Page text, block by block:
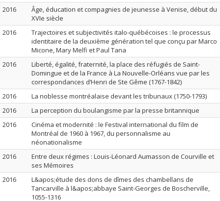
2016
Âge, éducation et compagnies de jeunesse à Venise, début du
XVIe siècle
2016
Trajectoires et subjectivités italo-québécoises : le processus
identitaire de la deuxième génération tel que conçu par Marco
Micone, Mary Melfi et Paul Tana
2016
Liberté, égalité, fraternité, la place des réfugiés de Saint-
Domingue et de la France à La Nouvelle-Orléans vue par les
correspondances d’Henri de Ste Gême (1767-1842)
2016
La noblesse montréalaise devant les tribunaux (1750-1793)
2016
La perception du boulangisme par la presse britannique
2016
Cinéma et modernité : le Festival international du film de
Montréal de 1960 à 1967, du personnalisme au
néonationalisme
2016
Entre deux régimes : Louis-Léonard Aumasson de Courville et
ses Mémoires
2016
L&apos;étude des dons de dîmes des chambellans de
Tancarville à l&apos;abbaye Saint-Georges de Boscherville,
1055-1316